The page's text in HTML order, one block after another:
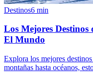
Destinos6 min
Los Mejores
El Mundo
Explora los mejores
montañas hasta océanos,